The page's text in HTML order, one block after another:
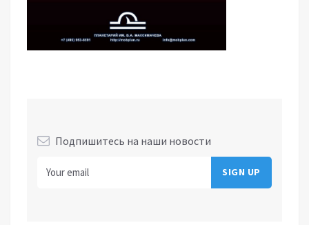
Подпишитесь на наши новости